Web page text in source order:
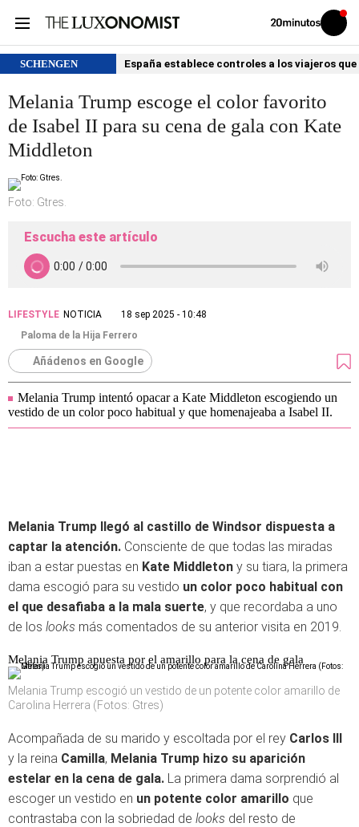
Volver
Iniciar
sesión
SCHENGEN España establece controles a los viajeros
Melania Trump escoge el color favorito
de Isabel II para su cena de gala con Kate
Middleton
Foto: Gtres.
Escucha este artículo
LIFESTYLE NOTICIA
18 sep 2025 - 10:48
Paloma de la Hija Ferrero
Añádenos en Google
Melania Trump intentó opacar a Kate Middleton escogiendo un
vestido de un color poco habitual y que homenajeaba a Isabel II.
Melania Trump llegó al castillo de Windsor dispuesta a
captar la atención. Consciente de que todas las miradas
iban a estar puestas en Kate Middleton y su tiara, la primera
dama escogió para su vestido un color poco habitual con
el que desafiaba a la mala suerte, y que recordaba a uno
de los looks más comentados de su anterior visita en 2019.
Melania Trump apuesta por el amarillo para la cena de gala
Melania Trump escogió un vestido de un potente color amarillo de
Carolina Herrera (Fotos: Gtres)
Acompañada de su marido y escoltada por el rey Carlos III
y la reina Camilla, Melania Trump hizo su aparición
estelar en la cena de gala. La primera dama sorprendió al
escoger un vestido en un potente color amarillo que
contrastaba con la sobriedad de looks del resto de